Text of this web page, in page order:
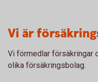
Vi är
Vi förmedlar försäkringar
olika försäkringsbolag.